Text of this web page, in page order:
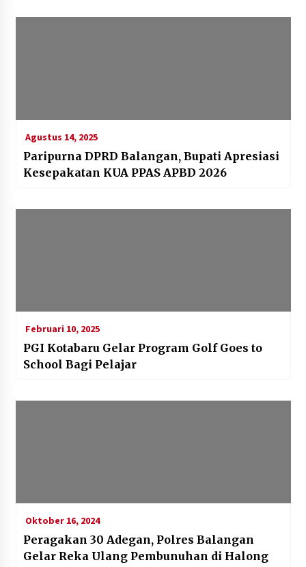
Agustus 14, 2025
Paripurna DPRD Balangan, Bupati Apresiasi
Kesepakatan KUA PPAS APBD 2026
Februari 10, 2025
PGI Kotabaru Gelar Program Golf Goes to
School Bagi Pelajar
Oktober 16, 2024
Peragakan 30 Adegan, Polres Balangan
Gelar Reka Ulang Pembunuhan di Halong